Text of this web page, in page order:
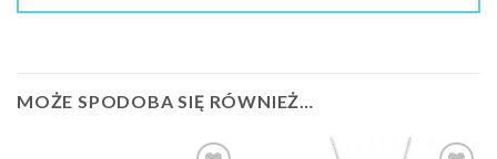
MOŻE SPODOBA SIĘ RÓWNIEŻ…